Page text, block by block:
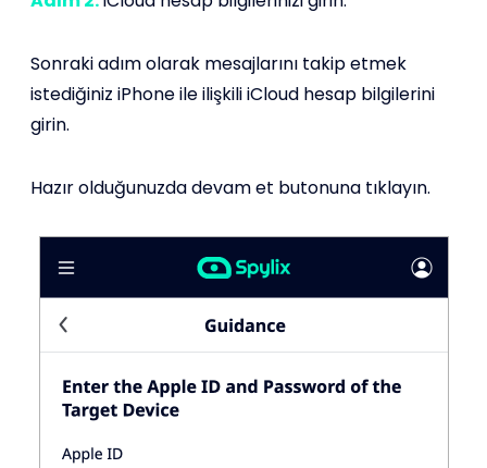
Sonraki adım olarak mesajlarını takip etmek
istediğiniz iPhone ile ilişkili iCloud hesap bilgilerini
girin.
Hazır olduğunuzda devam et butonuna tıklayın.